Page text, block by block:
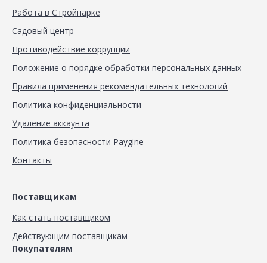
Работа в Стройпарке
Садовый центр
Противодействие коррупции
Положение о порядке обработки персональных данных
Правила применения рекомендательных технологий
Политика конфиденциальности
Удаление аккаунта
Политика безопасности Paygine
Контакты
Поставщикам
Как стать поставщиком
Действующим поставщикам
Покупателям